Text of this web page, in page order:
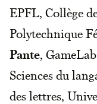
EPFL, Collège
Polytechnique
Pante,
Sciences du
des lettres,